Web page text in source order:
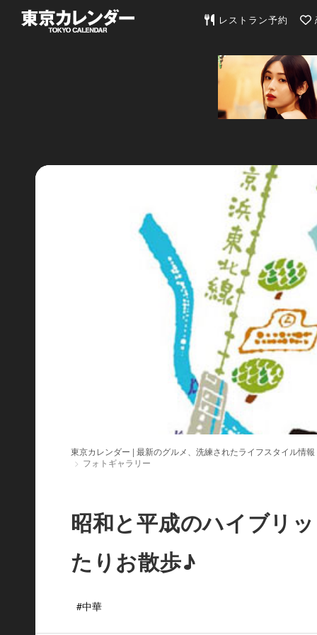
東京カレンダー | 最新
レストラン予約
東京カレンダー | 最新のグルメ、洗練されたライフスタイル情報
フォトギャラリー
昭和と平成のハイブリ
たりお散歩♪
#中華